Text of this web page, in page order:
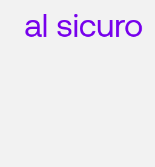
al sicuro